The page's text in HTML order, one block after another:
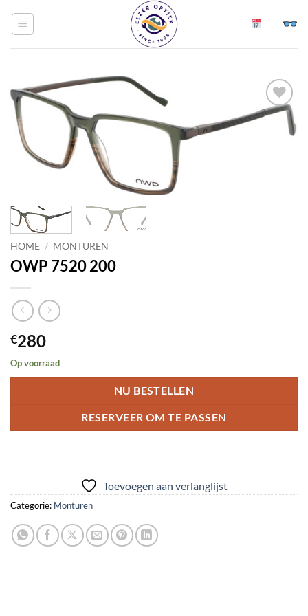
naar
Toevoegen
HOME / MONTUREN
OWP 7520 200
€280
Op voorraad
NU BESTELLEN
RESERVEER OM TE PASSEN
Toevoegen aan verlanglijst
Categorie: Monturen